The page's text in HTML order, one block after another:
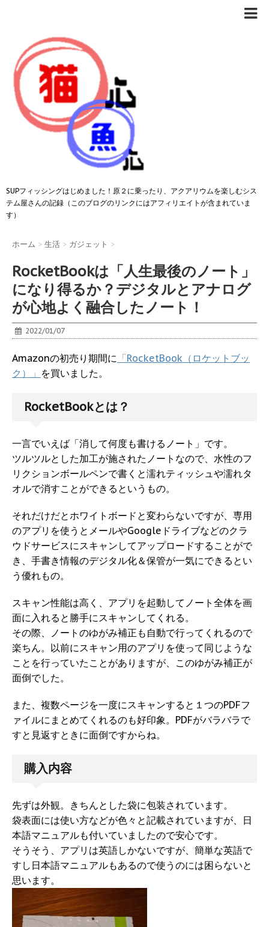
SUPフィッシングはじめました！原２に乗ったり、アクアリウムを楽しむシス
テム屋さんの記録（このブログのリンクにはアフィリエイトが含まれていま
す）
ホーム > 生活 > ガジェット >
RocketBookは「人生最後のノート」
になり得るか？デジタルとアナログ
が心地よく融合したノート！
2022/01/07
Amazonの初売り期間に 「RocketBook（ロケットブッ
ク）」 を買いました。
RocketBookとは？
一言でいえば「消して何度も書けるノート」です。
ツルツルとした加工が施されたノートなので、水性のフ
リクションボールペンで書くと濡れティッシュや濡れタ
オルで消すことができるというもの。
それだけだとホワイトボードと変わらないですが、専用
のアプリを使うとメールやGoogleドライブなどのクラ
ウドサービスにスキャンしてアップロードすることがで
き、手書き情報のデジタル化＆保管が一気にできるとい
う優れもの。
スキャン性能は高く、アプリを起動してノート全体を画
面に入れると勝手にスキャンしてくれる。
その際、ノートのゆがみ補正も自動で行ってくれるので
楽ちん。以前にスキャン用のアプリを使って同じような
ことを行っていたことがありますが、このゆがみ補正が
面倒でした。
また、複数ページを一度にスキャンすると１つのPDFフ
ァイルにまとめてくれるのも好印象。PDFがバラバラで
すと見返すときに面倒ですからね。
購入内容
先ずは外観。きちんとした袋に包装されています。
袋表面には使い方などが色々と記載されていますが、日
本語マニュアルも付いていましたので安心です。
そうそう、アプリは英語しかないですが、簡単な英語で
すし日本語マニュアルもあるので使うのには困らないと
思います。